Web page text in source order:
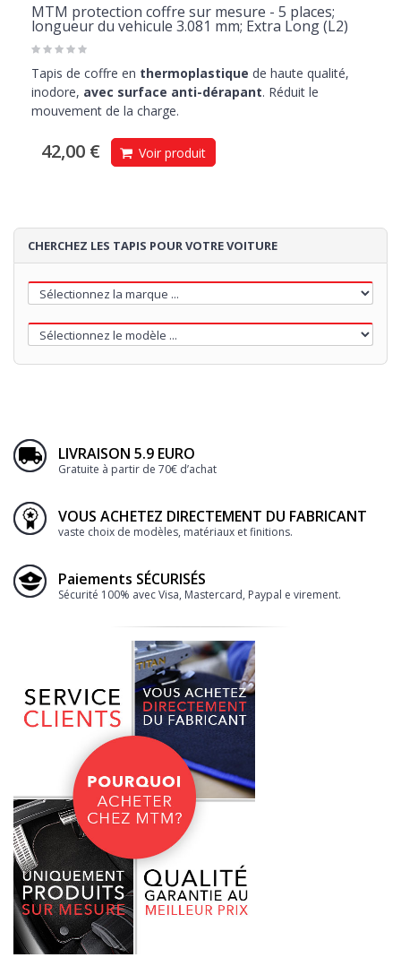
MTM protection coffre sur mesure - 5 places;
longueur du vehicule 3.081 mm; Extra Long (L2)
Tapis de coffre en thermoplastique de haute qualité,
inodore, avec surface anti-dérapant. Réduit le
mouvement de la charge.
42,00 € Voir produit
CHERCHEZ LES TAPIS POUR VOTRE VOITURE
LIVRAISON 5.9 EURO
Gratuite à partir de 70€ d’achat
VOUS ACHETEZ DIRECTEMENT DU FABRICANT
vaste choix de modèles, matériaux et finitions.
Paiements SÉCURISÉS
Sécurité 100% avec Visa, Mastercard, Paypal e virement.